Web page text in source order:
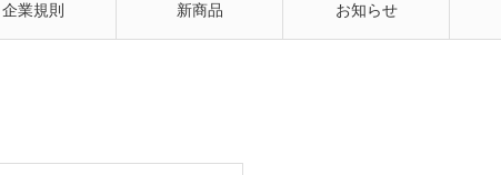
企業規則 新商品 お知らせ